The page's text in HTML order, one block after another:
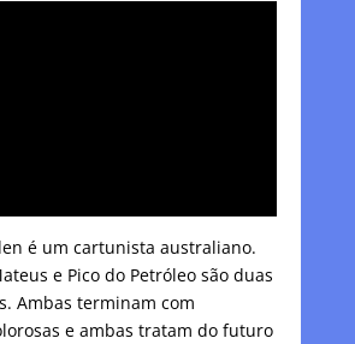
é um cartunista australiano.
e Pico do Petróleo são duas
Ambas terminam com
e ambas tratam do futuro